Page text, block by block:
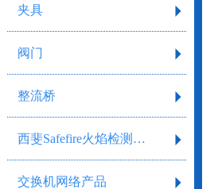
夹具
阀门
整流桥
西斐Safefire火焰检测系统
交换机网络产品